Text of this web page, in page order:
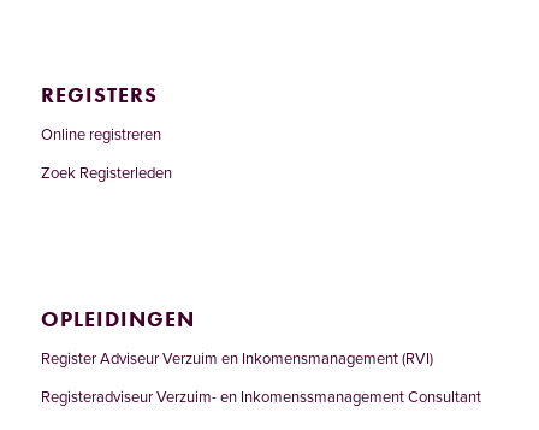
REGISTERS
Online registreren
Zoek Registerleden
OPLEIDINGEN
Register Adviseur Verzuim en Inkomensmanagement (RVI)
Registeradviseur Verzuim- en Inkomenssmanagement Consultant